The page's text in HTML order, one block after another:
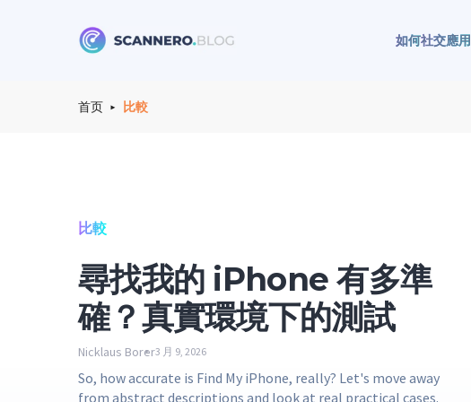
如何社交應用
首页 比較
比較
尋找我的 iPhone 有多準
確？真實環境下的測試
Nicklaus Borer3 月 9, 2026
So, how accurate is Find My iPhone, really? Let's move away
from abstract descriptions and look at real practical cases.